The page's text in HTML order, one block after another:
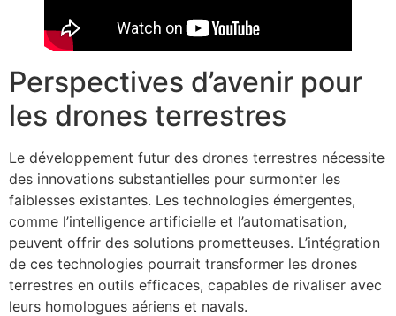
Perspectives d’avenir pour
les drones terrestres
Le développement futur des drones terrestres nécessite
des innovations substantielles pour surmonter les
faiblesses existantes. Les technologies émergentes,
comme l’intelligence artificielle et l’automatisation,
peuvent offrir des solutions prometteuses. L’intégration
de ces technologies pourrait transformer les drones
terrestres en outils efficaces, capables de rivaliser avec
leurs homologues aériens et navals.